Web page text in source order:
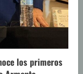
los primeros